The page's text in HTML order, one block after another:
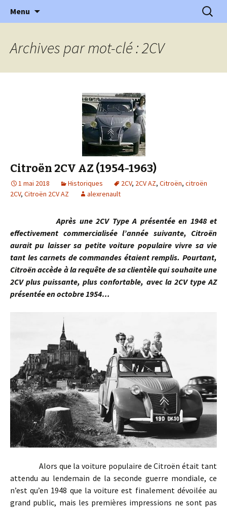
l'Automobile Ancienne
l'automobile ancienne : articles, historiques
…
Menu
Archives par mot-clé : 2CV
Citroën 2CV AZ (1954-1963)
1 mai 2018 Historiques 2CV, 2CV AZ, Citroën, citroën
2CV, Citroën 2CV AZ alexrenault
Après une 2CV Type A présentée en 1948 et
effectivement commercialisée l’année suivante, Citroën
aurait pu laisser sa petite voiture populaire vivre sa vie
tant les carnets de commandes étaient remplis. Pourtant,
Citroën accède à la requête de sa clientèle qui souhaite une
2CV plus puissante, plus confortable, avec la 2CV type AZ
présentée en octobre 1954…
Alors que la voiture populaire de Citroën était tant
attendu au lendemain de la seconde guerre mondiale, ce
n’est qu’en 1948 que la voiture est finalement dévoilée au
grand public, mais les premières impressions ne sont pas